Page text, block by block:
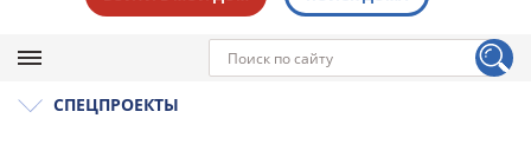
СПЕЦПРОЕКТЫ